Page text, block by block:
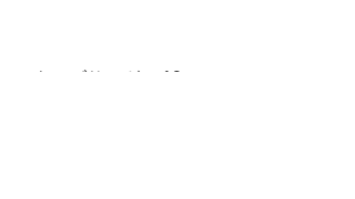
キッズサンガ （19）